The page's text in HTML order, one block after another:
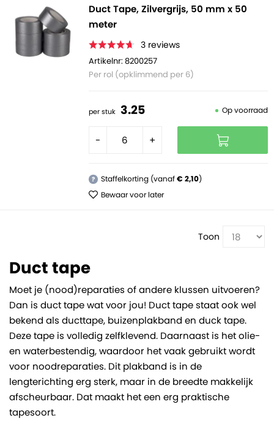
Duct Tape, Zilvergrijs, 50 mm x 50
meter
3 reviews
Artikelnr: 8200257
Per rol (opklimmend per 6)
per stuk 3.25 Op voorraad
- +
? Staffelkorting (vanaf€ 2,10)
Bewaar voor later
Toon
Duct tape
Moet je (nood)reparaties of andere klussen uitvoeren?
Dan is duct tape wat voor jou! Duct tape staat ook wel
bekend als ducttape, buizenplakband en duck tape.
Deze tape is volledig zelfklevend. Daarnaast is het olie-
en waterbestendig, waardoor het vaak gebruikt wordt
voor noodreparaties. Dit plakband is in de
lengterichting erg sterk, maar in de breedte makkelijk
afscheurbaar. Dat maakt het een erg praktische
tapesoort.